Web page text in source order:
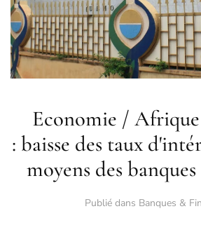
Economie /
: baisse des taux
moyens des
Publié dans Banques &